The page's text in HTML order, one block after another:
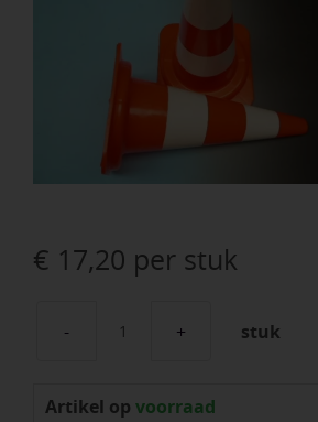
€ 17,20 per stuk
Pilon
Verkeerskegel
stuk
Artikel op voorraad